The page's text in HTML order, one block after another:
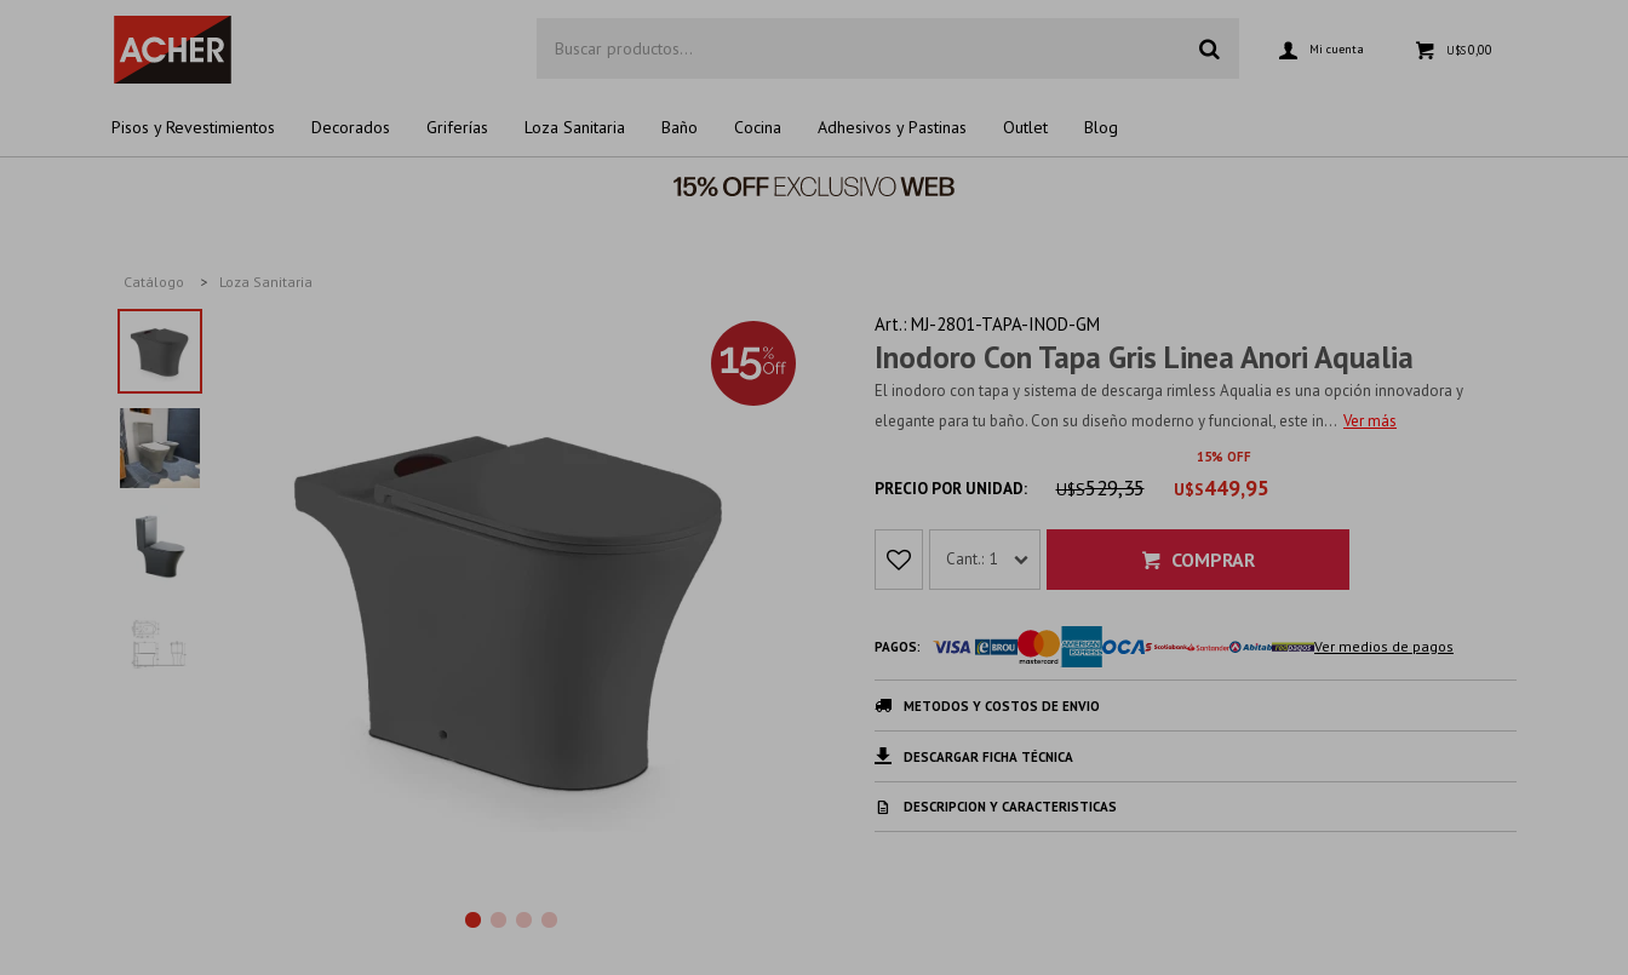
Pisos y Revestimientos Decorados Griferías Loza Sanitaria Baño Cocina Adhesivos y Pastinas Outlet Blog
U$S0,00
Catálogo Loza Sanitaria
Inodoro Con Tapa Gris Linea Anori Aqualia
MJ-2801-TAPA-INOD-GM
El inodoro con tapa y sistema de descarga rimless Aqualia es una opción innovadora y
elegante para tu baño. Con su diseño moderno y funcional, este in... Ver más
15
PRECIO POR UNIDAD: U$S449,95
U$S529,35
1 COMPRAR
PAGOS: Ver medios de pagos
METODOS Y COSTOS DE ENVIO
DESCARGAR FICHA TÉCNICA
DESCRIPCION Y CARACTERISTICAS